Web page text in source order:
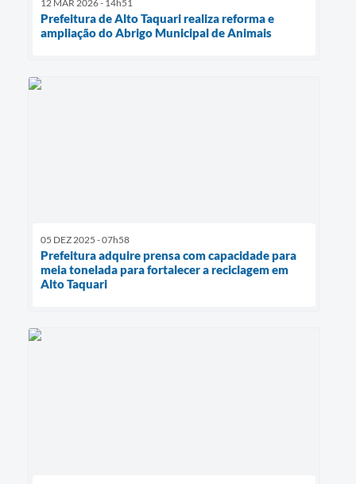
12 MAR 2026 - 14h51
Prefeitura de Alto Taquari realiza reforma e
ampliação do Abrigo Municipal de Animais
05 DEZ 2025 - 07h58
Prefeitura adquire prensa com capacidade para
meia tonelada para fortalecer a reciclagem em
Alto Taquari